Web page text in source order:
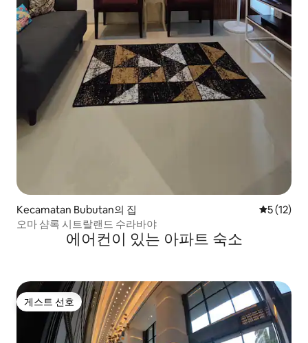
Kecamatan Bubutan의 집 평점 5점
5 (12)
오마 샴록 시트랄랜드 수라바야
에어컨이 있는 아파트 숙소
게스트 선호
게스트 선호